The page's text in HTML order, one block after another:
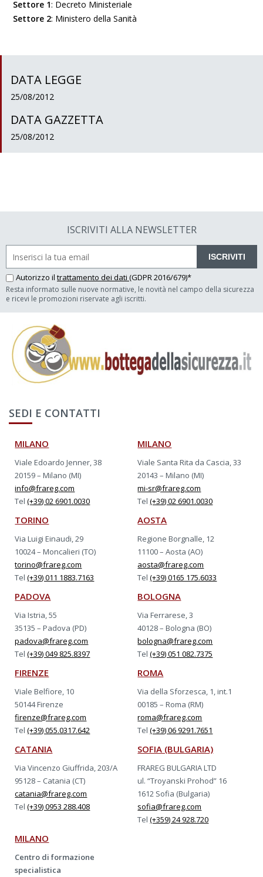
Settore 1: Decreto Ministeriale
Settore 2: Ministero della Sanità
DATA LEGGE
25/08/2012
DATA GAZZETTA
25/08/2012
ISCRIVITI ALLA NEWSLETTER
ISCRIVITI
Autorizzo il trattamento dei dati (GDPR 2016/679)*
Resta informato sulle nuove normative, le novità nel campo della sicurezza
e ricevi le promozioni riservate agli iscritti.
SEDI E CONTATTI
MILANO
Viale Edoardo Jenner, 38
20159 – Milano (MI)
info@frareg.com
Tel(+39) 02 6901.0030
MILANO
Viale Santa Rita da Cascia, 33
20143 – Milano (MI)
mi-sr@frareg.com
Tel(+39) 02 6901.0030
TORINO
Via Luigi Einaudi, 29
10024 – Moncalieri (TO)
torino@frareg.com
Tel(+39) 011 1883.7163
AOSTA
Regione Borgnalle, 12
11100 – Aosta (AO)
aosta@frareg.com
Tel(+39) 0165 175.6033
PADOVA
Via Istria, 55
35135 – Padova (PD)
padova@frareg.com
Tel(+39) 049 825.8397
BOLOGNA
Via Ferrarese, 3
40128 – Bologna (BO)
bologna@frareg.com
Tel(+39) 051 082.7375
FIRENZE
Viale Belfiore, 10
50144 Firenze
firenze@frareg.com
Tel(+39) 055.0317.642
ROMA
Via della Sforzesca, 1, int.1
00185 – Roma (RM)
roma@frareg.com
Tel(+39) 06 9291.7651
CATANIA
Via Vincenzo Giuffrida, 203/A
95128 – Catania (CT)
catania@frareg.com
Tel(+39) 0953 288.408
SOFIA (BULGARIA)
FRAREG BULGARIA LTD
ul. “Troyanski Prohod” 16
1612 Sofia (Bulgaria)
sofia@frareg.com
Tel(+359) 24 928.720
MILANO
Centro di formazione
specialistica